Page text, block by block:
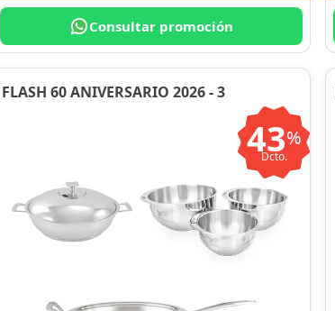
Consultar promoción
FLASH 60 ANIVERSARIO 2026 - 3
43%
Dcto.